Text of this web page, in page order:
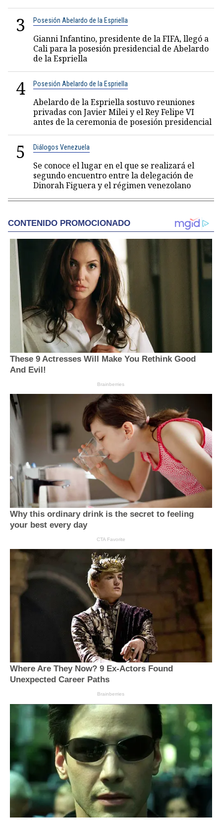
3 Posesión Abelardo de la Espriella
Gianni Infantino, presidente de la FIFA, llegó a
Cali para la posesión presidencial de Abelardo
de la Espriella
4 Posesión Abelardo de la Espriella
Abelardo de la Espriella sostuvo reuniones
privadas con Javier Milei y el Rey Felipe VI
antes de la ceremonia de posesión presidencial
5 Diálogos Venezuela
Se conoce el lugar en el que se realizará el
segundo encuentro entre la delegación de
Dinorah Figuera y el régimen venezolano